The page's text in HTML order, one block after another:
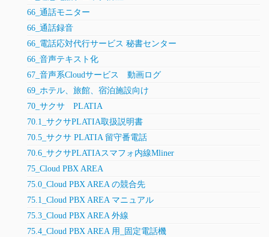
66_通話モニター
66_通話録音
66_電話応対代行サービス 秘書センター
66_音声テキスト化
67_音声系Cloudサービス 動画ログ
69_ホテル、旅館、宿泊施設向け
70_サクサ PLATIA
70.1_サクサPLATIA取扱説明書
70.5_サクサ PLATIA 留守番電話
70.6_サクサPLATIAスマフォ内線Mliner
75_Cloud PBX AREA
75.0_Cloud PBX AREA の競合先
75.1_Cloud PBX AREA マニュアル
75.3_Cloud PBX AREA 外線
75.4_Cloud PBX AREA 用_固定電話機